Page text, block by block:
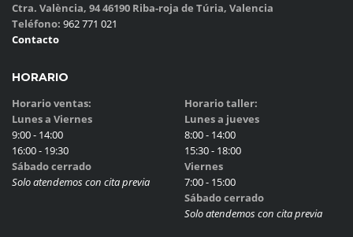
Ctra. València, 94 46190 Riba-roja de Túria, Valencia
Teléfono: 962 771 021
Contacto
HORARIO
Horario ventas:
Lunes a Viernes
9:00 - 14:00
16:00 - 19:30
Sábado cerrado
Solo atendemos con cita previa
Horario taller:
Lunes a jueves
8:00 - 14:00
15:30 - 18:00
Viernes
7:00 - 15:00
Sábado cerrado
Solo atendemos con cita previa